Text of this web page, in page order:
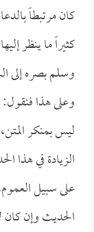
كان مرتبطاً
كثيراً ما ينظر
وسلم بصره إلى
وعلى هذا
ليس بمنكر
الزيادة في هذا
على سبيل
الحديث وإن كان